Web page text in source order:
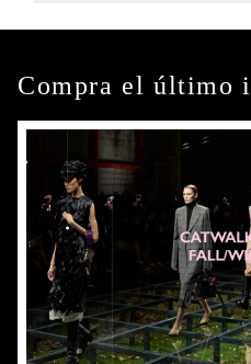
Compra el último